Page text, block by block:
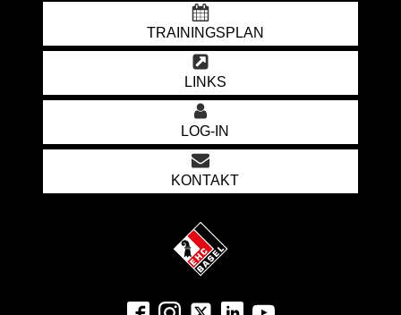
TRAININGSPLAN
LINKS
LOG-IN
KONTAKT